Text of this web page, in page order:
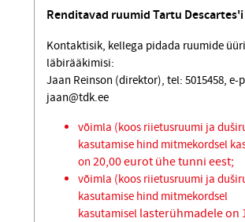
Renditavad ruumid Tartu
Kontaktisik, kellega pidada ruumide
läbirääkimisi:
Jaan Reinson (direktor), tel: 5015458, e-
jaan@tdk.ee
võimla (koos riietusruumi ja
kasutamise hind mitmekordsel
on 20,00 eurot ühe tunni eest;
võimla (koos riietusruumi ja
kasutamise hind mitmekordsel
kasutamisel lasterühmadele on